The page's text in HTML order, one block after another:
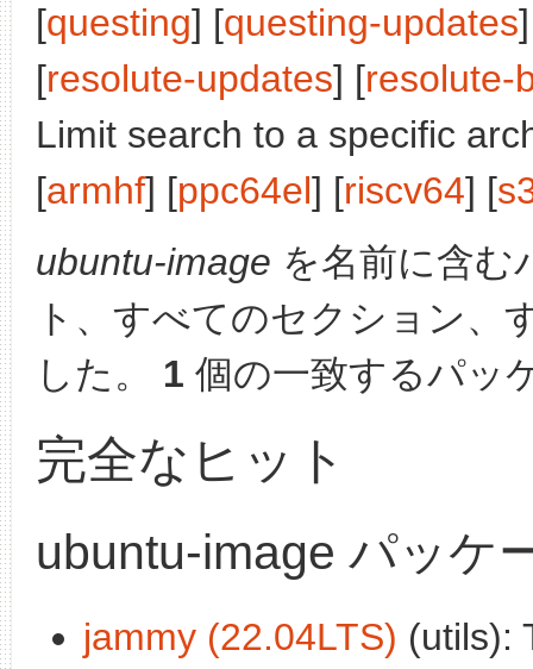
[questing] [questing-updates
[resolute-updates] [resolute-
Limit search to a specific
[armhf] [ppc64el] [riscv64] [
ubuntu-image を名前に含む
ト、すべてのセクション、
した。 1 個の一致するパッ
完全なヒット
ubuntu-image パッケ
jammy (22.04LTS) (utils):